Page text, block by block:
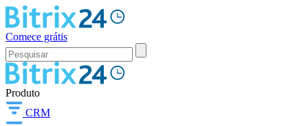
Comece grátis
Produto
CRM